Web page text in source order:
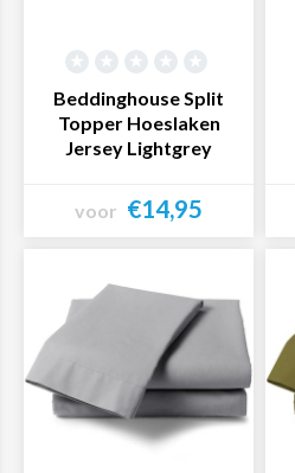
Beddinghouse Split
Topper Hoeslaken
Jersey Lightgrey
voor €14,95